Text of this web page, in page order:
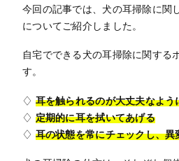
今回の記事では、犬の耳掃除に関
についてご紹介しました。
自宅でできる犬の耳掃除に関する
す。
♢ 耳を触られるのが大丈夫なよう
♢ 定期的に耳を拭いてあげる
♢ 耳の状態を常にチェックし、